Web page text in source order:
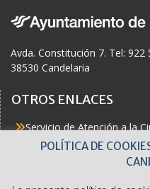
k
Avda. Constitución 7. Tel: 922
38530 Candelaria
OTROS ENLACES
Servicio de Atención a la
Actualidad
POLÍTICA DE